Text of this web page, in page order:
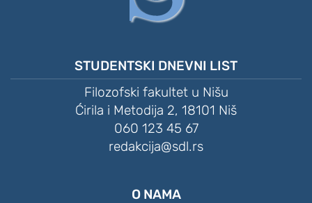
STUDENTSKI DNEVNI LIST
Filozofski fakultet u Nišu
Ćirila i Metodija 2, 18101 Niš
060 123 45 67
redakcija@sdl.rs
O NAMA